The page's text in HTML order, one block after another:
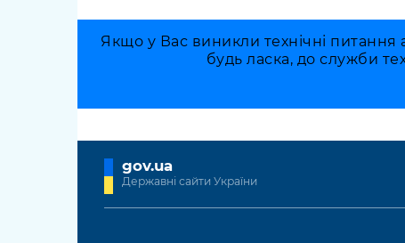
Якщо у Вас виникли технічні
будь ласка, до служби
gov.ua
Державні сайти України